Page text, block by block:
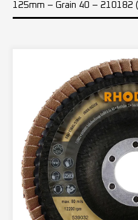
125mm – Grain 40 – 210182